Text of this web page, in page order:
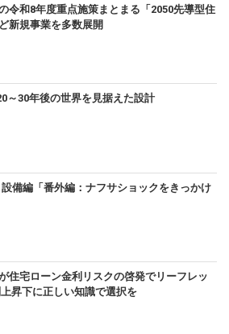
令和8年度重点施策まとまる「2050先導型住
新規事業を多数展開
～30年後の世界を見据えた設計
設備編「番外編：ナフサショックをきっかけ
住宅ローン金利リスクの啓発でリーフレッ
上昇下に正しい知識で選択を